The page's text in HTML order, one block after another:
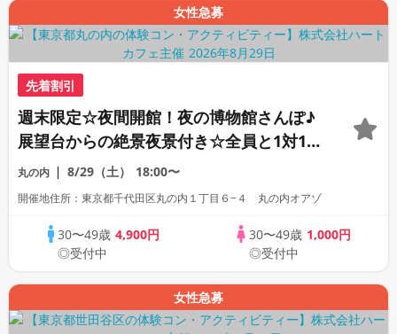
女性急募
先着割引
週末限定☆夜間開館！夜の博物館さんぽ♪
展望台からの絶景夜景付き☆全員と1対1ト
ークお約束♡知的なデート体験♡入場無
料！ナイトミュージアムコン♪
丸の内 8/29（土） 18:00〜
開催地住所：東京都千代田区丸の内１丁目６−４ 丸の内オアゾ
30〜49歳4,900円
◎受付中
30〜49歳 1,000円
◎受付中
女性急募